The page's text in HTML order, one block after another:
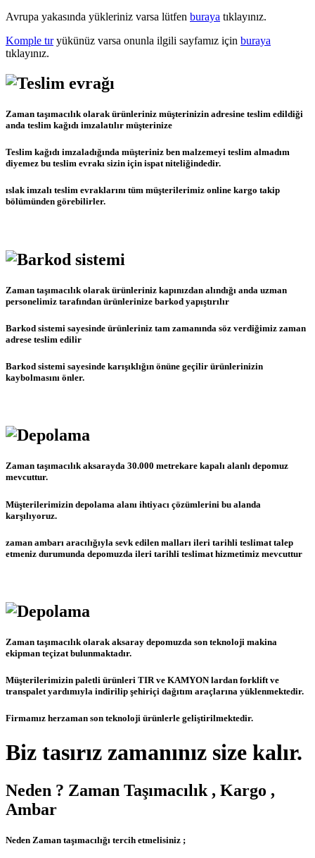
Avrupa yakasında yükleriniz varsa lütfen buraya tıklayınız.
Komple tıryükünüz varsa onunla ilgili sayfamız için buraya
tıklayınız.
Zaman taşımacılık olarak ürünleriniz müşterinizin adresine teslim edildiği
anda teslim kağıdı imzalatılır müşterinize
Teslim kağıdı imzaladığında müşteriniz ben malzemeyi teslim almadım
diyemez bu teslim evrakı sizin için ispat niteliğindedir.
ıslak imzalı teslim evraklarını tüm müşterilerimiz online kargo takip
bölümünden görebilirler.
Zaman taşımacılık olarak ürünleriniz kapınızdan alındığı anda uzman
personelimiz tarafından ürünlerinize barkod yapıştırılır
Barkod sistemi sayesinde ürünleriniz tam zamanında söz verdiğimiz zaman
adrese teslim edilir
Barkod sistemi sayesinde karışıklığın önüne geçilir ürünlerinizin
kaybolmasını önler.
Zaman taşımacılık aksarayda 30.000 metrekare kapalı alanlı depomuz
mevcuttur.
Müşterilerimizin depolama alanı ihtiyacı çözümlerini bu alanda
karşılıyoruz.
zaman ambarı aracılığıyla sevk edilen malları ileri tarihli teslimat talep
etmeniz durumunda depomuzda ileri tarihli teslimat hizmetimiz mevcuttur
Zaman taşımacılık olarak aksaray depomuzda son teknoloji makina
ekipman teçizat bulunmaktadır.
Müşterilerimizin paletli ürünleri TIR ve KAMYON lardan forklift ve
transpalet yardımıyla indirilip şehiriçi dağıtım araçlarına yüklenmektedir.
Firmamız herzaman son teknoloji ürünlerle geliştirilmektedir.
Biz tasırız zamanınız size kalır.
Neden ? Zaman Taşımacılık , Kargo ,
Ambar
Neden Zaman taşımacılığı tercih etmelisiniz ;